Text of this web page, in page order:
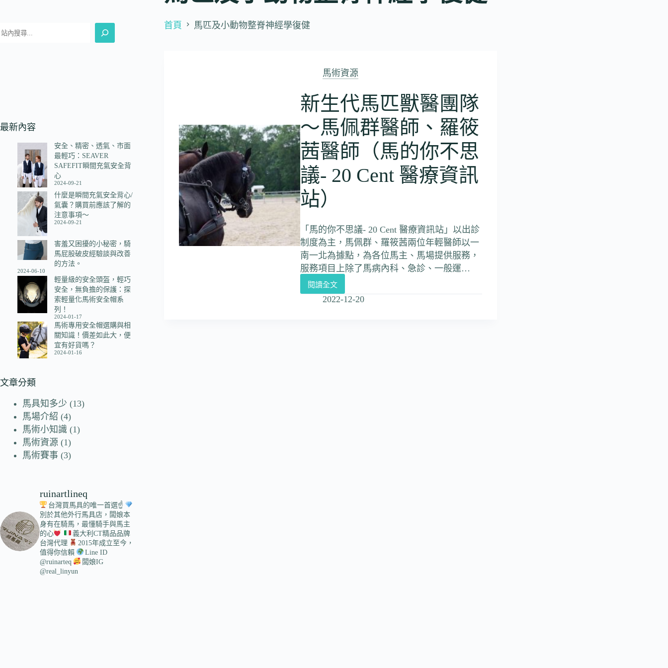
首頁 馬匹及小動物整脊神經學復健
馬術資源
新生代馬匹獸醫團隊
～馬佩群醫師、羅筱
茜醫師（馬的你不思
議- 20 Cent 醫療資訊
站）
「馬的你不思議- 20 Cent 醫療資訊站」以出診
制度為主，馬佩群、羅筱茜兩位年輕醫師以一
南一北為據點，為各位馬主、馬場提供服務，
服務項目上除了馬病內科、急診、一般運…
閱讀全文
2022-12-20
最新內容
安全、精密、透氣、市面
最輕巧：SEAVER
SAFEFIT瞬間充氣安全背
心
2024-09-21
什麼是瞬間充氣安全背心/
氣囊？購買前應該了解的
注意事項～
2024-09-21
害羞又困擾的小秘密，騎
馬屁股破皮經驗談與改善
的方法。
2024-06-10
輕量級的安全頭盔，輕巧
安全，無負擔的保護：探
索輕量化馬術安全帽系
列！
2024-01-17
馬術專用安全帽選購與相
關知識！價差如此大，便
宜有好貨嗎？
2024-01-16
文章分類
馬具知多少 (13)
馬場介紹 (4)
馬術小知識 (1)
馬術資源 (1)
馬術賽事 (3)
ruinartlineq
台灣買馬具的唯一首選☝
別於其他外行馬具店，闆娘本
身有在騎馬，最懂騎手與馬主
的心
義大利CT精品品牌
台灣代理
2015年成立至今，
值得你信賴
Line ID
@ruinarteq
闆娘IG
@real_linyun